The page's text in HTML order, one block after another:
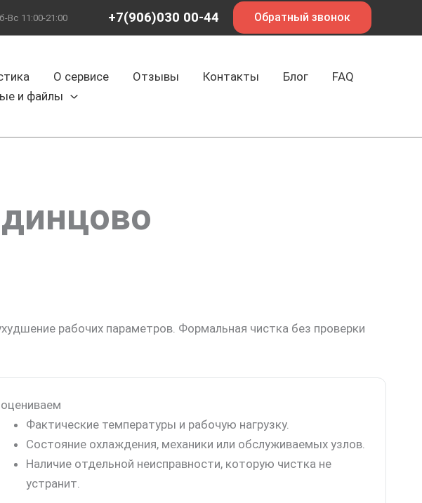
Вс 11:00-21:00 +7(906)030 00-44 Обратный звонок
О сервисе Отзывы Контакты Блог
FAQ
и файлы
рабочих параметров. Формальная чистка без проверки
Фактические температуры и рабочую нагрузку.
Состояние охлаждения, механики или обслуживаемых узлов.
Наличие отдельной неисправности, которую чистка не
устранит.